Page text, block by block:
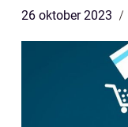
26 oktober 2023